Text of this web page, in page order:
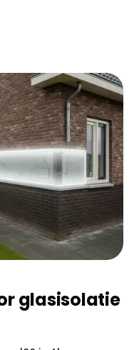
dat je stookkosten
kan je
- dat
In deze gids lees
van kosten en
jouw Flevolandse
glasisolatie